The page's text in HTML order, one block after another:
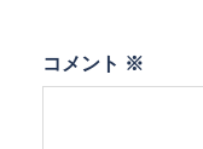
コメント ※